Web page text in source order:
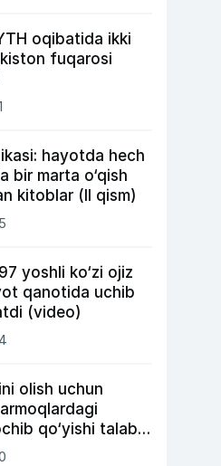
oqibatida ikki
fuqarosi
hayotda hech
bir marta o‘qish
kitoblar (II qism)
yoshli ko‘zi ojiz
qanotida uchib
(video)
olish uchun
qo‘yishi talab